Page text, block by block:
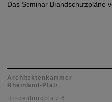
Das Seminar Brandschutzpläne
Architektenkammer
Rheinland-Pfalz
Hindenburgplatz 6